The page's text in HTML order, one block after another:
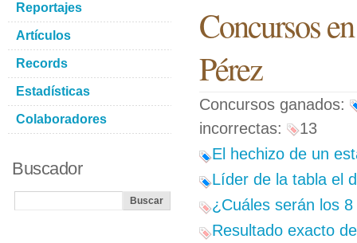
Concursos
Pérez
Concursos ganados:
incorrectas:
13
El hechizo de un
Líder de la tabla el
¿Cuáles serán los
Resultado exacto
Reportajes
Artículos
Records
Estadísticas
Colaboradores
Buscador